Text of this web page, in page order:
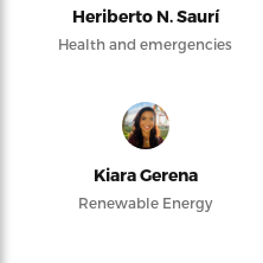
Heriberto N. Saurí
Health and emergencies
Kiara Gerena
Renewable Energy